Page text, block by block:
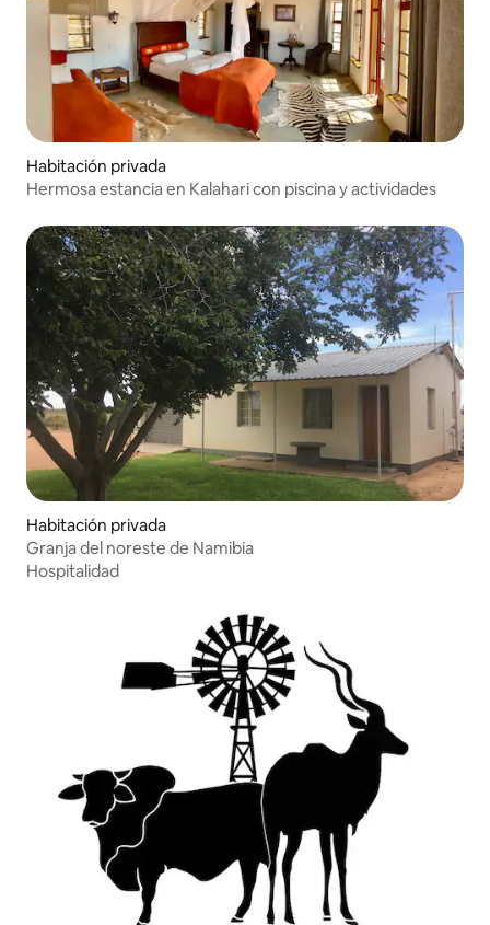
Habitación privada
Hermosa estancia en Kalahari con piscina y actividades
Habitación privada
Granja del noreste de Namibia
Hospitalidad